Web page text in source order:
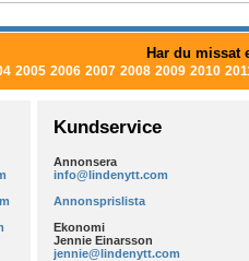
Har du missat
2005 2006 2007 2008 2009 2010
Kundservice
Annonsera
info@lindenytt.com
Annonsprislista
Ekonomi
Jennie Einarsson
jennie@lindenytt.com